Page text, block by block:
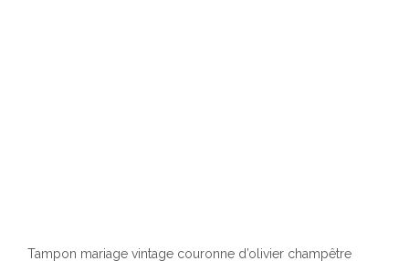
Tampon mariage vintage couronne d’olivier champêtre